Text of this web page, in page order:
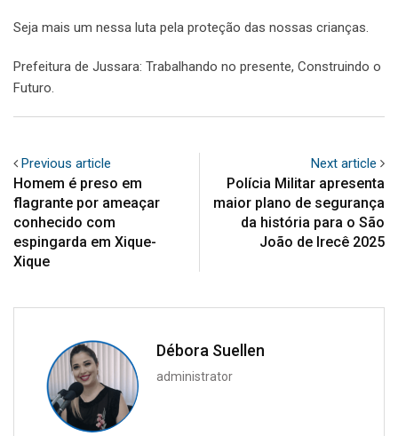
Seja mais um nessa luta pela proteção das nossas crianças.
Prefeitura de Jussara: Trabalhando no presente, Construindo o
Futuro.
Previous article
Homem é preso em
flagrante por ameaçar
conhecido com
espingarda em Xique-
Xique
Next article
Polícia Militar apresenta
maior plano de segurança
da história para o São
João de Irecê 2025
Débora Suellen
administrator